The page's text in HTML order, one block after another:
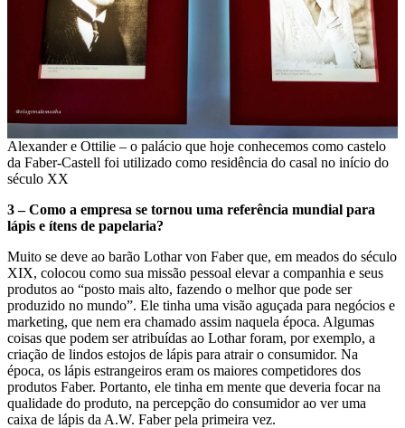
Alexander e Ottilie – o palácio que hoje conhecemos como castelo
da Faber-Castell foi utilizado como residência do casal no início do
século XX
3 – Como a empresa se tornou uma referência mundial para
lápis e ítens de papelaria?
Muito se deve ao barão Lothar von Faber que, em meados do século
XIX, colocou como sua missão pessoal elevar a companhia e seus
produtos ao “posto mais alto, fazendo o melhor que pode ser
produzido no mundo”. Ele tinha uma visão aguçada para negócios e
marketing, que nem era chamado assim naquela época. Algumas
coisas que podem ser atribuídas ao Lothar foram, por exemplo, a
criação de lindos estojos de lápis para atrair o consumidor. Na
época, os lápis estrangeiros eram os maiores competidores dos
produtos Faber. Portanto, ele tinha em mente que deveria focar na
qualidade do produto, na percepção do consumidor ao ver uma
caixa de lápis da A.W. Faber pela primeira vez.